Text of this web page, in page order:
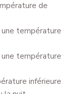
de
température
température
inférieure